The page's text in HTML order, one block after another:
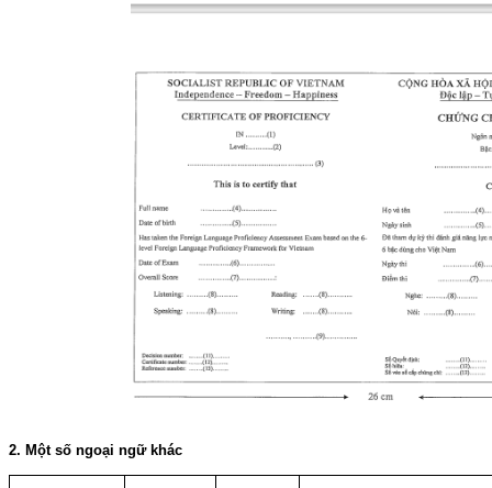
2. Một số ngoại ngữ khác